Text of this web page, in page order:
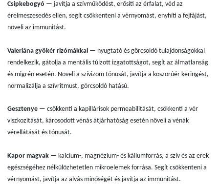
Csipkebogyó — javítja a szívműködést, erősíti az érfalat, véd az
érelmeszesedés ellen, segít csökkenteni a vérnyomást, enyhíti a fejfájást,
növeli az immunitást.
Valeriána gyökér rizómákkal — nyugtató és görcsoldó tulajdonságokkal
rendelkezik, gátolja a mentális túlzott izgatottságot, segít az álmatlanság
és migrén esetén. Növeli a szívizom tónusát, javítja a koszorúér keringést,
normalizálja a szívritmust, görcsoldó hatású.
Gesztenye — csökkenti a kapillárisok permeabilitását, csökkenti a vér
viszkozitását, károsodott vénás átjárhatóság esetén növeli a vénák
vérellátását és tónusát.
Kapor magvak — kalcium-, magnézium- és káliumforrás, a szív és az erek
egészségéhez nélkülözhetetlen mikroelemek forrása. Segít csökkenteni a
vérnyomást, javítja az alvás minőségét és javítja az immunitást.